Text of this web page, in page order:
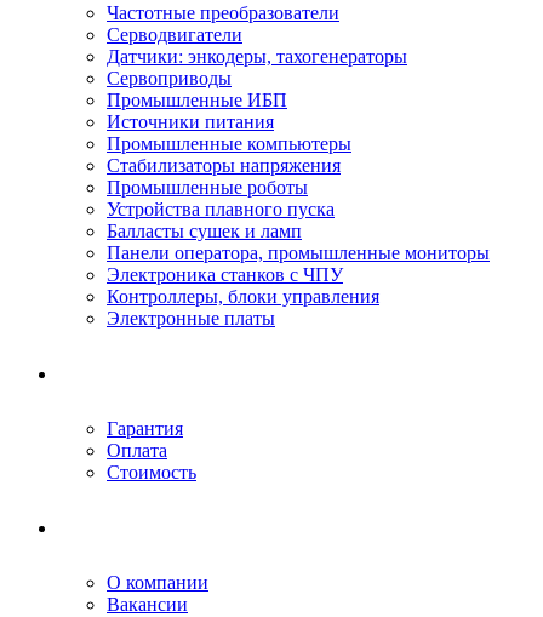
Частотные преобразователи
Серводвигатели
Датчики: энкодеры, тахогенераторы
Сервоприводы
Промышленные ИБП
Источники питания
Промышленные компьютеры
Стабилизаторы напряжения
Промышленные роботы
Устройства плавного пуска
Балласты сушек и ламп
Панели оператора, промышленные мониторы
Электроника станков с ЧПУ
Контроллеры, блоки управления
Электронные платы
Гарантия
Оплата
Стоимость
О компании
Вакансии